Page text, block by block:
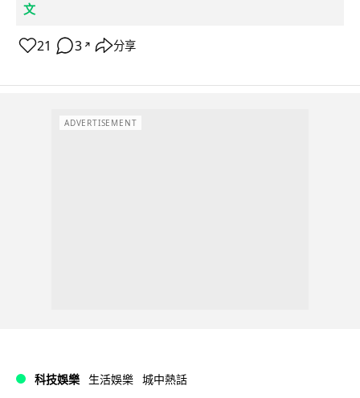
文
21 3 ↗ 分享
ADVERTISEMENT
科技娛樂 生活娛樂 城中熱話